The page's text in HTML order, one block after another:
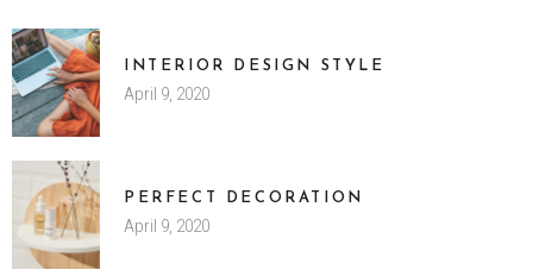
INTERIOR DESIGN STYLE
April 9, 2020
PERFECT DECORATION
April 9, 2020